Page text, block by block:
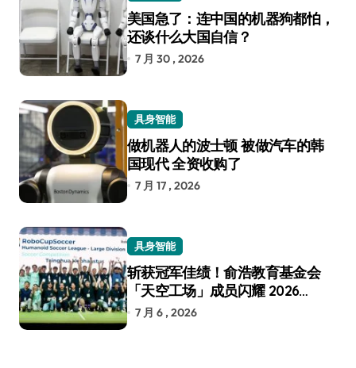
美国急了：连中国的机器狗都怕，
还谈什么大国自信？
7 月 30 , 2026
具身智能
做机器人的波士顿 被做汽车的韩
国现代 全资收购了
7 月 17 , 2026
具身智能
斩获冠军佳绩！俞浩教育基金会
「天空工场」成员闪耀 2026
RoboCup 机器人世界杯
7 月 6 , 2026